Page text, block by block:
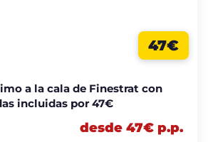
47€
a la cala de Finestrat con
incluidas por 47€
desde 47€ p.p.